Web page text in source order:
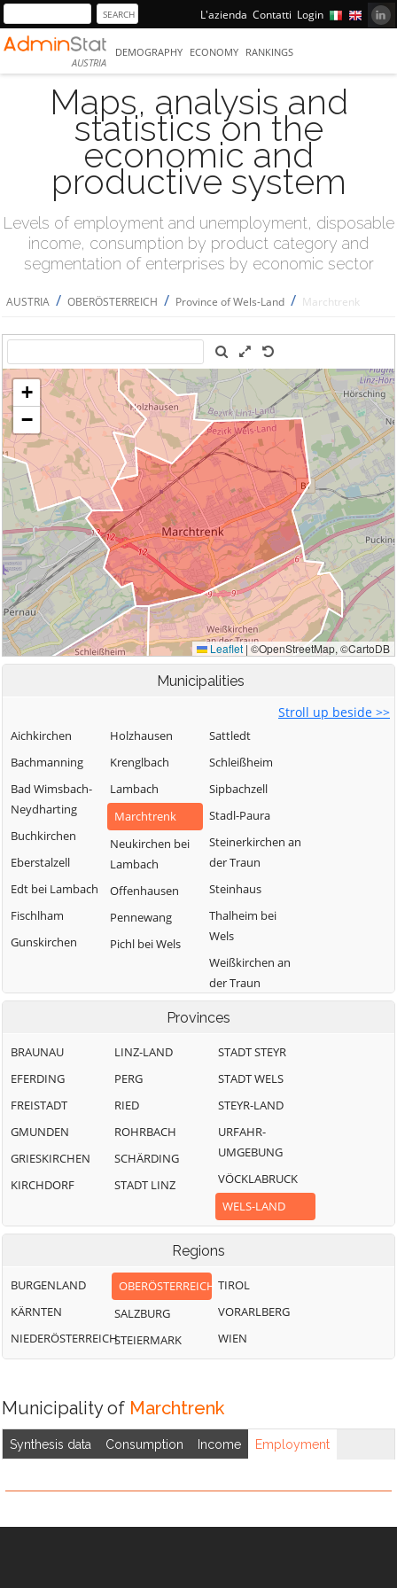
L'azienda Contatti Login
AUSTRIA
DEMOGRAPHY ECONOMY RANKINGS
Maps, analysis and
statistics on the
economic and
productive system
Levels of employment and unemployment, disposable
income, consumption by product category and
segmentation of enterprises by economic sector
AUSTRIA / OBERÖSTERREICH / Province of Wels-Land / Marchtrenk
Municipalities
Stroll up beside >>
Aichkirchen
Bachmanning
Bad Wimsbach-
Neydharting
Buchkirchen
Eberstalzell
Edt bei Lambach
Fischlham
Gunskirchen
Holzhausen
Krenglbach
Lambach
Marchtrenk
Neukirchen bei
Lambach
Offenhausen
Pennewang
Pichl bei Wels
Sattledt
Schleißheim
Sipbachzell
Stadl-Paura
Steinerkirchen an
der Traun
Steinhaus
Thalheim bei
Wels
Weißkirchen an
der Traun
Provinces
BRAUNAU
EFERDING
FREISTADT
GMUNDEN
GRIESKIRCHEN
KIRCHDORF
LINZ-LAND
PERG
RIED
ROHRBACH
SCHÄRDING
STADT LINZ
STADT STEYR
STADT WELS
STEYR-LAND
URFAHR-
UMGEBUNG
VÖCKLABRUCK
WELS-LAND
Regions
BURGENLAND
KÄRNTEN
NIEDERÖSTERREICH
OBERÖSTERREICH
SALZBURG
STEIERMARK
TIROL
VORARLBERG
WIEN
Municipality of Marchtrenk
Synthesis data Consumption Income Employment